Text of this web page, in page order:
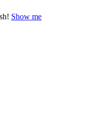
Show me